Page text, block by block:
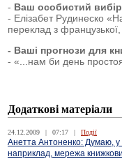
- Ваш особистий
- Елізабет Рудинеско
переклад з
- Ваші прогнози для
- «...нам би день
Додаткові матеріали
24.12.2009 | 07:17 | Події
Анетта Антоненко: Думаю, у
наприклад, мережа